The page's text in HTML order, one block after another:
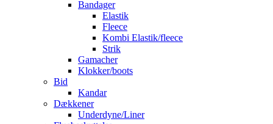
Bandager
Elastik
Fleece
Kombi Elastik/fleece
Strik
Gamacher
Klokker/boots
Bid
Kandar
Dækkener
Underdyne/Liner